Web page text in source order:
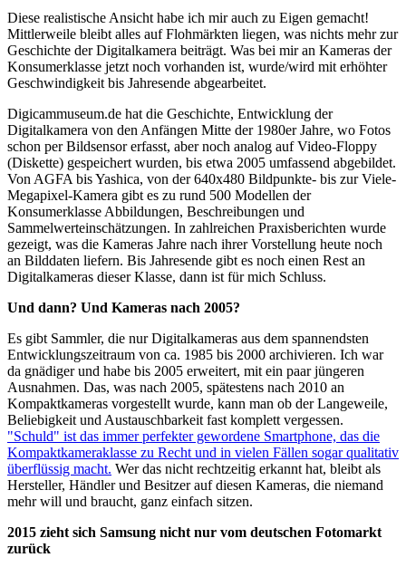
Diese realistische Ansicht habe ich mir auch zu Eigen gemacht!
Mittlerweile bleibt alles auf Flohmärkten liegen, was nichts mehr zur
Geschichte der Digitalkamera beiträgt. Was bei mir an Kameras der
Konsumerklasse jetzt noch vorhanden ist, wurde/wird mit erhöhter
Geschwindigkeit bis Jahresende abgearbeitet.
Digicammuseum.de hat die Geschichte, Entwicklung der
Digitalkamera von den Anfängen Mitte der 1980er Jahre, wo Fotos
schon per Bildsensor erfasst, aber noch analog auf Video-Floppy
(Diskette) gespeichert wurden, bis etwa 2005 umfassend abgebildet.
Von AGFA bis Yashica, von der 640x480 Bildpunkte- bis zur Viele-
Megapixel-Kamera gibt es zu rund 500 Modellen der
Konsumerklasse Abbildungen, Beschreibungen und
Sammelwerteinschätzungen. In zahlreichen Praxisberichten wurde
gezeigt, was die Kameras Jahre nach ihrer Vorstellung heute noch
an Bilddaten liefern. Bis Jahresende gibt es noch einen Rest an
Digitalkameras dieser Klasse, dann ist für mich Schluss.
Und dann? Und Kameras nach 2005?
Es gibt Sammler, die nur Digitalkameras aus dem spannendsten
Entwicklungszeitraum von ca. 1985 bis 2000 archivieren. Ich war
da gnädiger und habe bis 2005 erweitert, mit ein paar jüngeren
Ausnahmen. Das, was nach 2005, spätestens nach 2010 an
Kompaktkameras vorgestellt wurde, kann man ob der Langeweile,
Beliebigkeit und Austauschbarkeit fast komplett vergessen.
"Schuld" ist das immer perfekter gewordene Smartphone, das die
Kompaktkameraklasse zu Recht und in vielen Fällen sogar qualitativ
überflüssig macht. Wer das nicht rechtzeitig erkannt hat, bleibt als
Hersteller, Händler und Besitzer auf diesen Kameras, die niemand
mehr will und braucht, ganz einfach sitzen.
2015 zieht sich Samsung nicht nur vom deutschen Fotomarkt
zurück